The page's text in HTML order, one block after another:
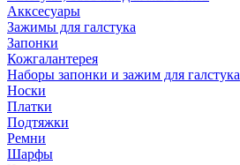
Акксесуары
Зажимы для галстука
Запонки
Кожгалантерея
Наборы запонки и зажим для галстука
Носки
Платки
Подтяжки
Ремни
Шарфы